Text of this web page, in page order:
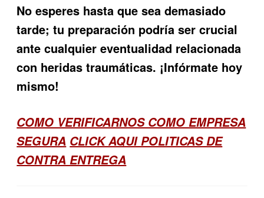
No esperes hasta que sea demasiado
tarde; tu preparación podría ser crucial
ante cualquier eventualidad relacionada
con heridas traumáticas. ¡Infórmate hoy
mismo!
COMO VERIFICARNOS COMO EMPRESA
SEGURA CLICK AQUI POLITICAS DE
CONTRA ENTREGA